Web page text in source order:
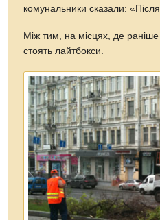
комунальники сказали:
Між тим, на місцях, де
стоять лайтбокси.